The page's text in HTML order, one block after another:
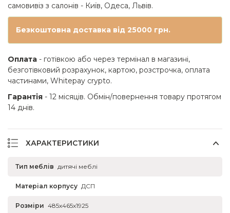
самовивіз з салонів - Київ, Одеса, Львів.
Безкоштовна доставка від 25000 грн.
Оплата - готівкою або через термінал в магазині,
безготівковий розрахунок, картою, розстрочка, оплата
частинами, Whitepay crypto.
Гарантія - 12 місяців. Обмін/повернення товару протягом
14 днів.
ХАРАКТЕРИСТИКИ
Тип меблів дитячі меблі
Матеріал корпусу ДСП
Розміри 485x465x1925